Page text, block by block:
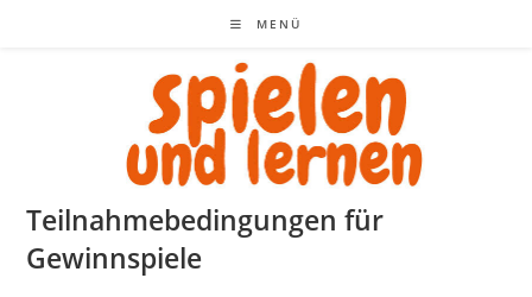
MENÜ
Teilnahmebedingungen für
Gewinnspiele